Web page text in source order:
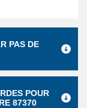
PAS DE
POUR
87370